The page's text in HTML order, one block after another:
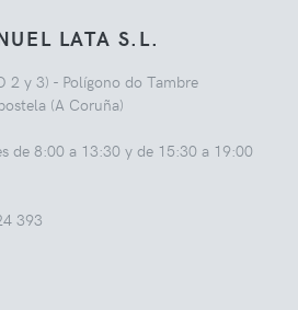
LATA S.L.
2 y 3) - Polígono do Tambre
(A Coruña)
de 8:00 a 13:30 y de 15:30 a 19:00
393